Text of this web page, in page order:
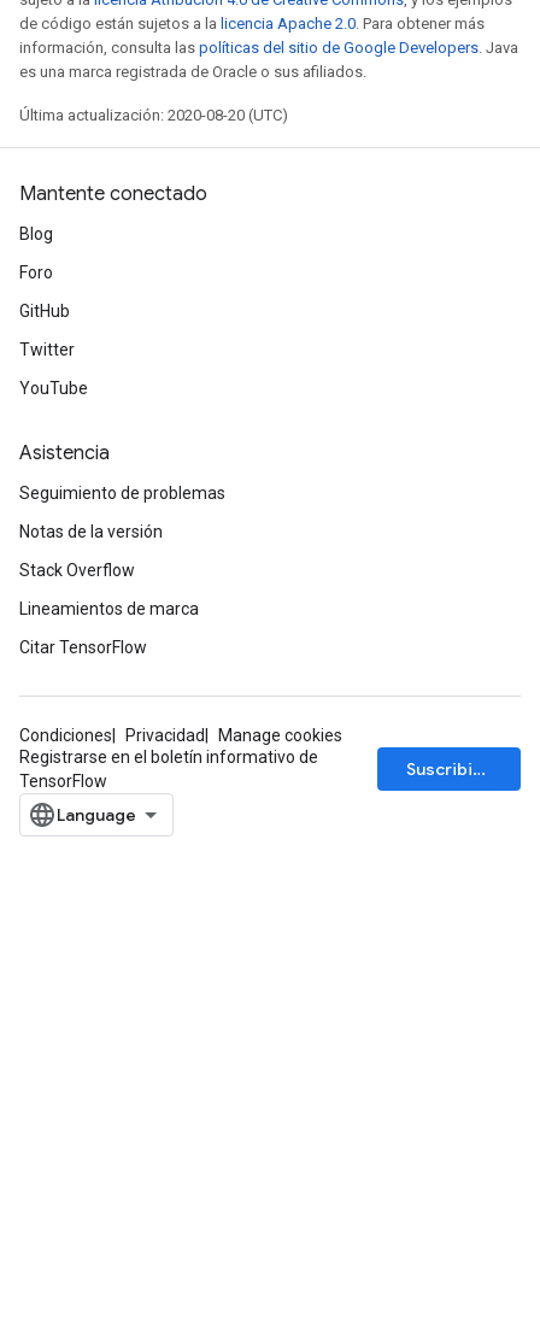
de código están sujetos a la licencia Apache 2.0. Para obtener más
información, consulta las políticas del sitio de Google Developers. Java
es una marca registrada de Oracle o sus afiliados.
Última actualización: 2020-08-20 (UTC)
Mantente conectado
Blog
Foro
GitHub
Twitter
YouTube
Asistencia
Seguimiento de problemas
Notas de la versión
Stack Overflow
Lineamientos de marca
Citar TensorFlow
Condiciones Privacidad
Manage cookies
Registrarse en el boletín informativo de
TensorFlow
Suscribirse